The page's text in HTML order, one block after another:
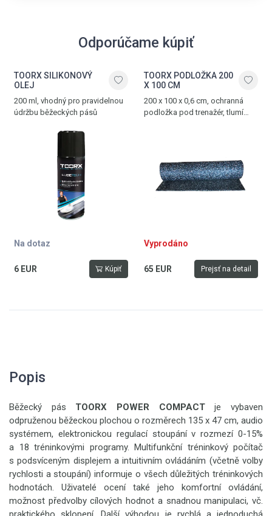
Odporúčame kúpiť
TOORX SILIKONOVÝ
OLEJ
200 ml, vhodný pro pravidelnou
údržbu běžeckých pásů
Na dotaz
6 EUR Kúpiť
TOORX PODLOŽKA 200
X 100 CM
200 x 100 x 0,6 cm, ochranná
podložka pod trenažér, tlumí
Vyprodáno
65 EUR Prejsť na detail
Popis
Běžecký pás TOORX POWER COMPACTje vybaven
odpruženou běžeckou plochou o rozměrech 135 x 47 cm, audio
systémem, elektronickou regulací stoupání v rozmezí 0-15%
a 18 tréninkovými programy. Multifunkční tréninkový počítač
s podsvíceným displejem a intuitivním ovládáním (včetně volby
rychlosti a stoupání) informuje o všech důležitých tréninkových
hodnotách. Uživatelé ocení také jeho komfortní ovládání,
možnost předvolby cílových hodnot a snadnou manipulaci, vč.